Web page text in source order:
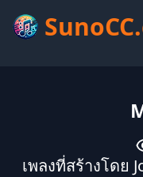
เพลงที่สร้างโดย